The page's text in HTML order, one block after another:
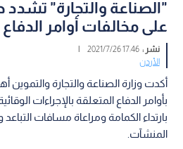
"الصناعة والتجارة"
على مخالفات أوامر الدفاع
نشر :17:46 2021/7/26
|
الأردن
أكدت وزارة الصناعة والتجارة والتموين
بأوامر الدفاع المتعلقة بالإجراءات
بارتداء الكمامة ومراعاة مسافات
المنشآت.